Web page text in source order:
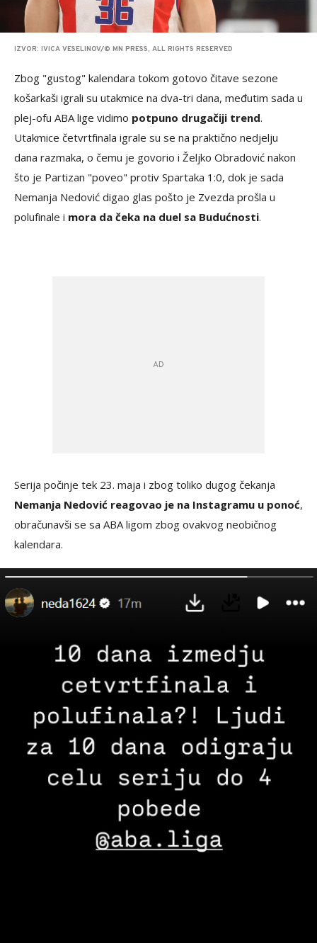
IZVOR: IVICA VESELINOV/© MN PRESS, ALL RIGHTS RESERVED
Zbog "gustog" kalendara tokom gotovo čitave sezone
košarkaši igrali su utakmice na dva-tri dana, međutim sada u
plej-ofu ABA lige vidimo potpuno drugačiji trend.
Utakmice četvrtfinala igrale su se na praktično nedjelju
dana razmaka, o čemu je govorio i Željko Obradović nakon
što je Partizan "poveo" protiv Spartaka 1:0, dok je sada
Nemanja Nedović digao glas pošto je Zvezda prošla u
polufinale i mora da čeka na duel sa Budućnosti.
Serija počinje tek 23. maja i zbog toliko dugog čekanja
Nemanja Nedović reagovao je na Instagramu u ponoć,
obračunavši se sa ABA ligom zbog ovakvog neobičnog
kalendara.